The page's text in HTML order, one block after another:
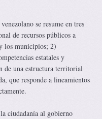
se resume en tres
de recursos públicos a
los municipios; 2)
estatales y
de una estructura territorial
que responde a lineamientos
ciudadanía al gobierno